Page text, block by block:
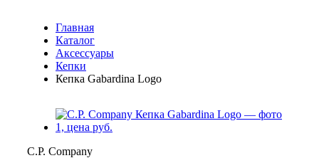
Главная
Каталог
Аксессуары
Кепки
Кепка Gabardina Logo
C.P. Company